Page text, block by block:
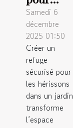
créer un
habitat
favorable
aux
hérissons
dans les
jardins
Samedi 6
décembre
2025 01:50
Créer un
refuge
sécurisé pour
les hérissons
dans un jardin
transforme
l’espace